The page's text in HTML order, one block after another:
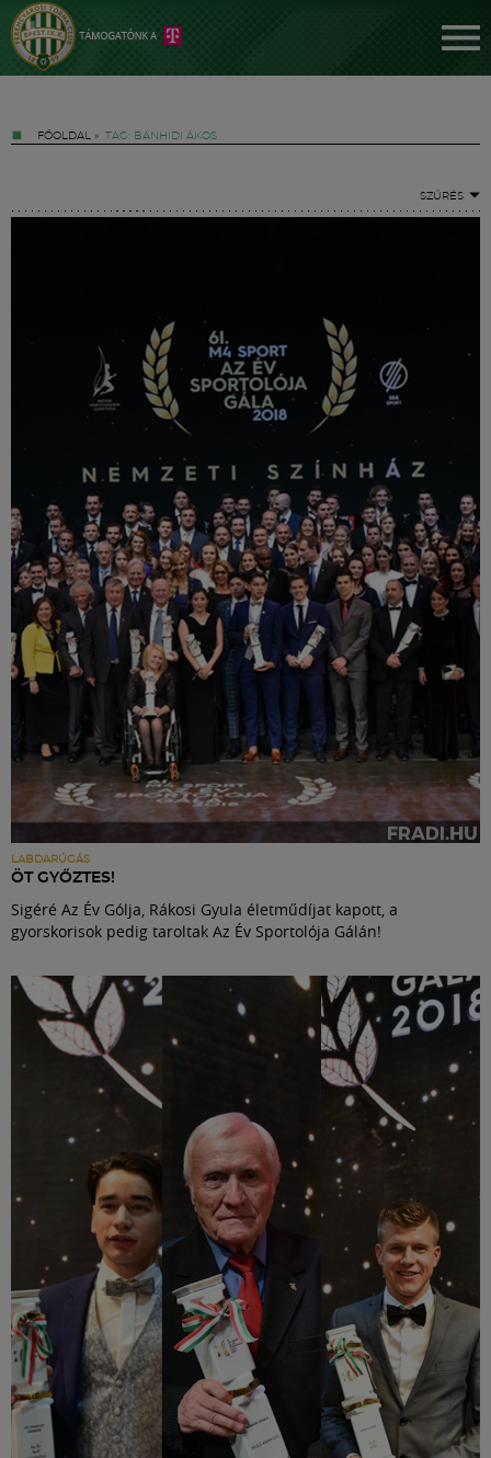
FŐOLDAL » TAG: BÁNHIDI ÁKOS
SZŰRÉS
LABDARÚGÁS
ÖT GYŐZTES!
Sigéré Az Év Gólja, Rákosi Gyula életműdíjat kapott, a
gyorskorisok pedig taroltak Az Év Sportolója Gálán!
FM YouTube +
Labdarúgás
Szakosztályok
Meccscenter
Szolgáltatások
Shop
Közösség
Múzeum
English